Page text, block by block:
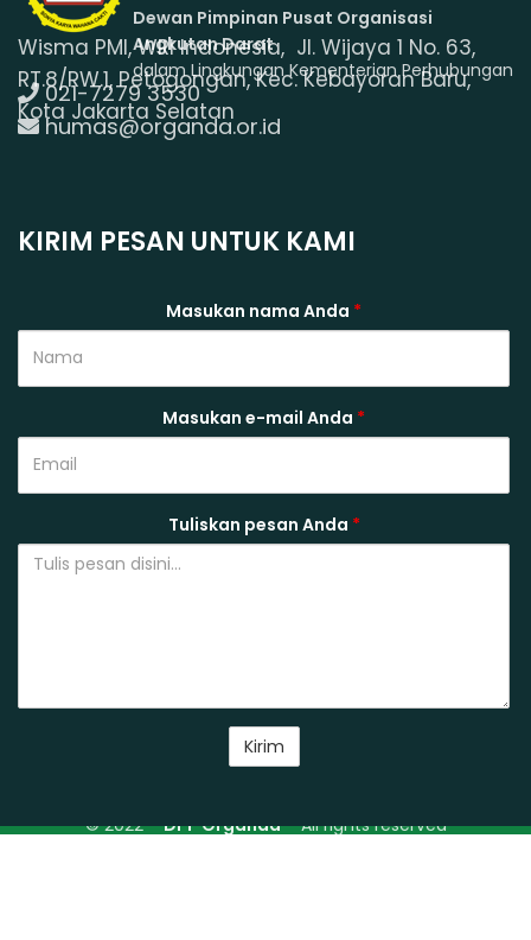
Dewan Pimpinan Pusat Organisasi
Angkutan Darat
dalam Lingkungan Kementerian Perhubungan
Wisma PMI, WRI Indonesia, Jl. Wijaya 1 No. 63,
RT.8/RW.1, Petogongan, Kec. Kebayoran Baru,
Kota Jakarta Selatan
021-7279 3530
humas@organda.or.id
KIRIM PESAN UNTUK KAMI
Masukan nama Anda *
Masukan e-mail Anda *
Tuliskan pesan Anda *
© 2022 –DPP Organda– All rights reserved